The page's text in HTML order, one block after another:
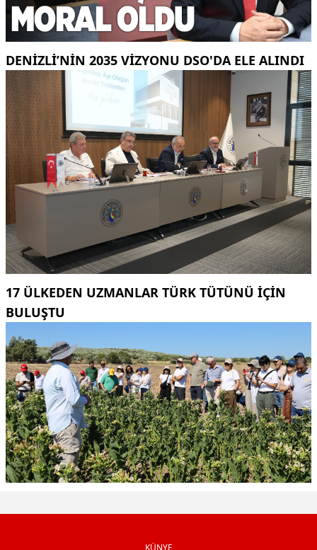
DENIZLI’NIN 2035 VIZYONU DSO'DA ELE ALINDI
17 ÜLKEDEN UZMANLAR TÜRK TÜTÜNÜ IÇIN
BULUŞTU
KÜNYE